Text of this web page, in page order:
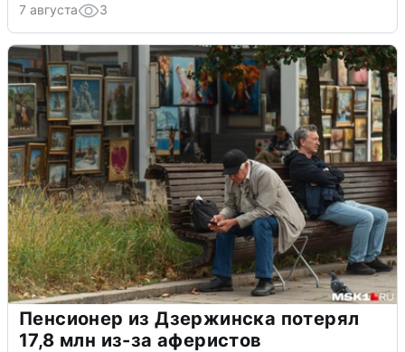
7 августа 3
Пенсионер из Дзержинска потерял
17,8 млн из-за аферистов